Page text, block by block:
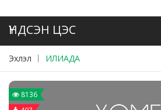
Эхлэл ИЛИАДА
8136